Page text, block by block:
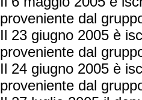
proveniente dal
Il 23 giugno 2005 è
proveniente dal
Il 24 giugno 2005 è
proveniente dal